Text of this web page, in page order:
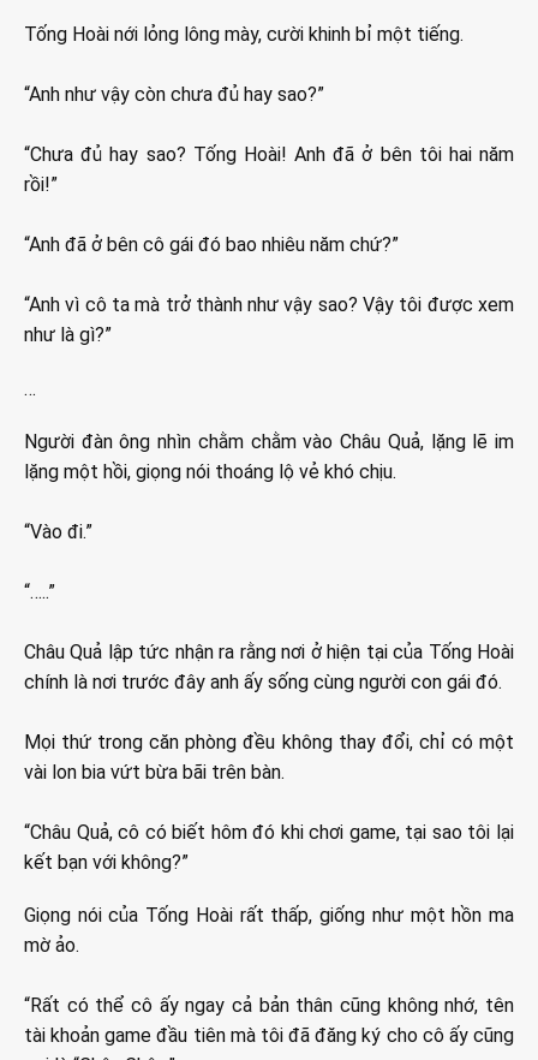
Tống Hoài nới lỏng lông mày, cười khinh bỉ một tiếng.
“Anh như vậy còn chưa đủ hay sao?”
“Chưa đủ hay sao? Tống Hoài! Anh đã ở bên tôi hai năm
rồi!”
“Anh đã ở bên cô gái đó bao nhiêu năm chứ?”
“Anh vì cô ta mà trở thành như vậy sao? Vậy tôi được xem
như là gì?”
…
Người đàn ông nhìn chằm chằm vào Châu Quả, lặng lẽ im
lặng một hồi, giọng nói thoáng lộ vẻ khó chịu.
“Vào đi.”
“…..”
Châu Quả lập tức nhận ra rằng nơi ở hiện tại của Tống Hoài
chính là nơi trước đây anh ấy sống cùng người con gái đó.
Mọi thứ trong căn phòng đều không thay đổi, chỉ có một
vài lon bia vứt bừa bãi trên bàn.
“Châu Quả, cô có biết hôm đó khi chơi game, tại sao tôi lại
kết bạn với không?”
Giọng nói của Tống Hoài rất thấp, giống như một hồn ma
mờ ảo.
“Rất có thể cô ấy ngay cả bản thân cũng không nhớ, tên
tài khoản game đầu tiên mà tôi đã đăng ký cho cô ấy cũng